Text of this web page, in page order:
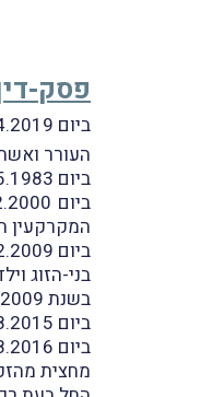
פסק-
ביום 4.4.2019 ניתן פסק-הדין של ועדת-ערר מיסוי מקרקעין שליד בית-המשפט המחוזי מרכז-לוד בעניין
העורר ואשתו נישאו ביום
ביום 30.5.1983 רכשו בני-הזוג קרקע באבן יהודה ובנו עליה את ביתם (
ביום 3.12.2000 העביר העורר במתנה לאשתו את זכויותיו במחצית מהבית והעברה זו דוּוחה למשיב
המקרקעין
ביום 1.12.2009 נחתם בין בני-הזוג הסכם ממון, לפיו הבית שייך לאשת העורר בלבד. הסכם זה אוּשר על-ידי בית-המשפט לענייני משפחה ביום 31.1.2010.
בני-הזוג וילדיהם
בשנת 2009 רכשה אשת העורר מקרקעין בהרצליה ואלה נמכרו על-ידיה בשנת 2016, לאחַר שנבנתה עליהם דירת מגורים.
ביום 20.8.2015 הושכר הבית למשרד הביטחון, כאשר הסכם השכירות נחתם על-ידי אשת העורר ודמי השכירות שולמו לחשבונה.
ביום 15.8.2016 רכשו בני-הזוג בית נוסף באבן יהודה (
מחצית